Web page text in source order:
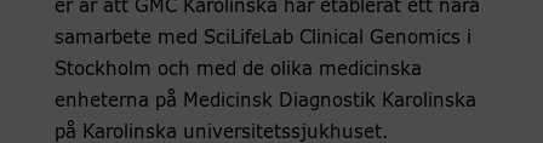
er är att GMC Karolinska har etablerat ett nära
samarbete med SciLifeLab Clinical Genomics i
Stockholm och med de olika medicinska
enheterna på Medicinsk Diagnostik Karolinska
på Karolinska universitetssjukhuset.